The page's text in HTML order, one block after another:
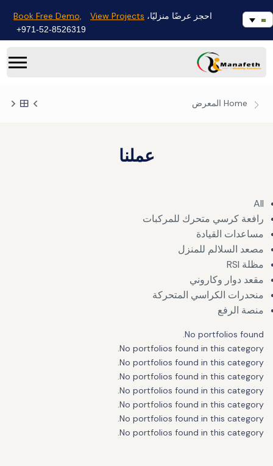
احجز عرضًا منزليًا، Book Free Demo, View Projects
971-52-8526319+
Home المعرض
عملنا
All
رافعة كرسي متحرك للمركبات
مساعدات القيادة
مصعد السلالم للمنزل
مظلة RSI
مقعد دوار وكاروني
منحدرات الكراسي المتحركة
منصة الرفع
No portfolios found.
No portfolios found in this category.
No portfolios found in this category.
No portfolios found in this category.
No portfolios found in this category.
No portfolios found in this category.
No portfolios found in this category.
No portfolios found in this category.